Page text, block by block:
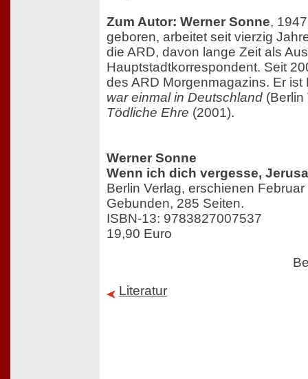
Zum Autor: Werner Sonne,
geboren, arbeitet seit vierzig
die ARD, davon lange Zeit als
Hauptstadtkorrespondent. Seit
des ARD Morgenmagazins. Er
war einmal in Deutschland (Berlin
Tödliche Ehre (2001).
Werner Sonne
Wenn ich dich vergesse,
Berlin Verlag, erschienen
Gebunden, 285 Seiten.
ISBN-13: 9783827007537
19,90 Euro
Literatur